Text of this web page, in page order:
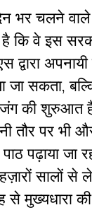
भर चलने वाले
कि वे इस
जा सकता,
जंग की
तौर पर
पढ़ाया जा
सालों
से मुख्यधारा